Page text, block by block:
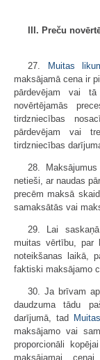
III. Preču
27. Muitas
maksājamā cena ir
pārdevējam vai
novērtējamās
tirdzniecības
pārdevējam vai
tirdzniecības
28.
netieši, ar naudas
precēm maksā
samaksātās vai
29. Lai
muitas vērtību, par
noteikšanas laikā,
faktiski maksājamo
30. Ja brīvam
daudzuma tādu
darījumā, tad
maksājamo vai
proporcionāli
maksājamai